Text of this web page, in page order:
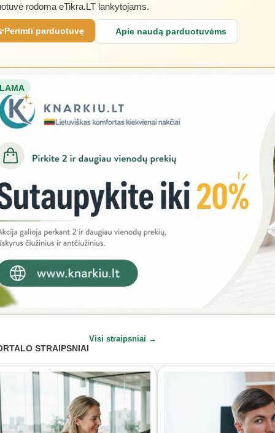
rodoma eTikra.LT lankytojams.
Perimti parduotuvę Apie naudą parduotuvėms
STRAIPSNIAI
Visi straipsniai →